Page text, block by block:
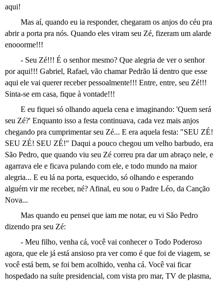
aqui!
Mas aí, quando eu ia responder, chegaram os anjos do céu pra
abrir a porta pra nós. Quando eles viram seu Zé, fizeram um alarde
enooorme!!!
- Seu Zé!!! É o senhor mesmo? Que alegria de ver o senhor
por aqui!!! Gabriel, Rafael, vão chamar Pedrão lá dentro que esse
aqui ele vai querer receber pessoalmente!!! Entre, entre, seu Zé!!!
Sinta-se em casa, fique à vontade!!!
E eu fiquei só olhando aquela cena e imaginando: 'Quem será
seu Zé?' Enquanto isso a festa continuava, cada vez mais anjos
chegando pra cumprimentar seu Zé... E era aquela festa: "SEU ZÉ!
SEU ZÉ! SEU ZÉ!" Daqui a pouco chegou um velho barbudo, era
São Pedro, que quando viu seu Zé correu pra dar um abraço nele, e
agarrava ele e ficava pulando com ele, e todo mundo na maior
alegria... E eu lá na porta, esquecido, só olhando e esperando
alguém vir me receber, né? Afinal, eu sou o Padre Léo, da Canção
Nova...
Mas quando eu pensei que iam me notar, eu vi São Pedro
dizendo pra seu Zé:
- Meu filho, venha cá, você vai conhecer o Todo Poderoso
agora, que ele já está ansioso pra ver como é que foi de viagem, se
você está bem, se foi bem acolhido, venha cá. Você vai ficar
hospedado na suíte presidencial, com vista pro mar, TV de plasma,